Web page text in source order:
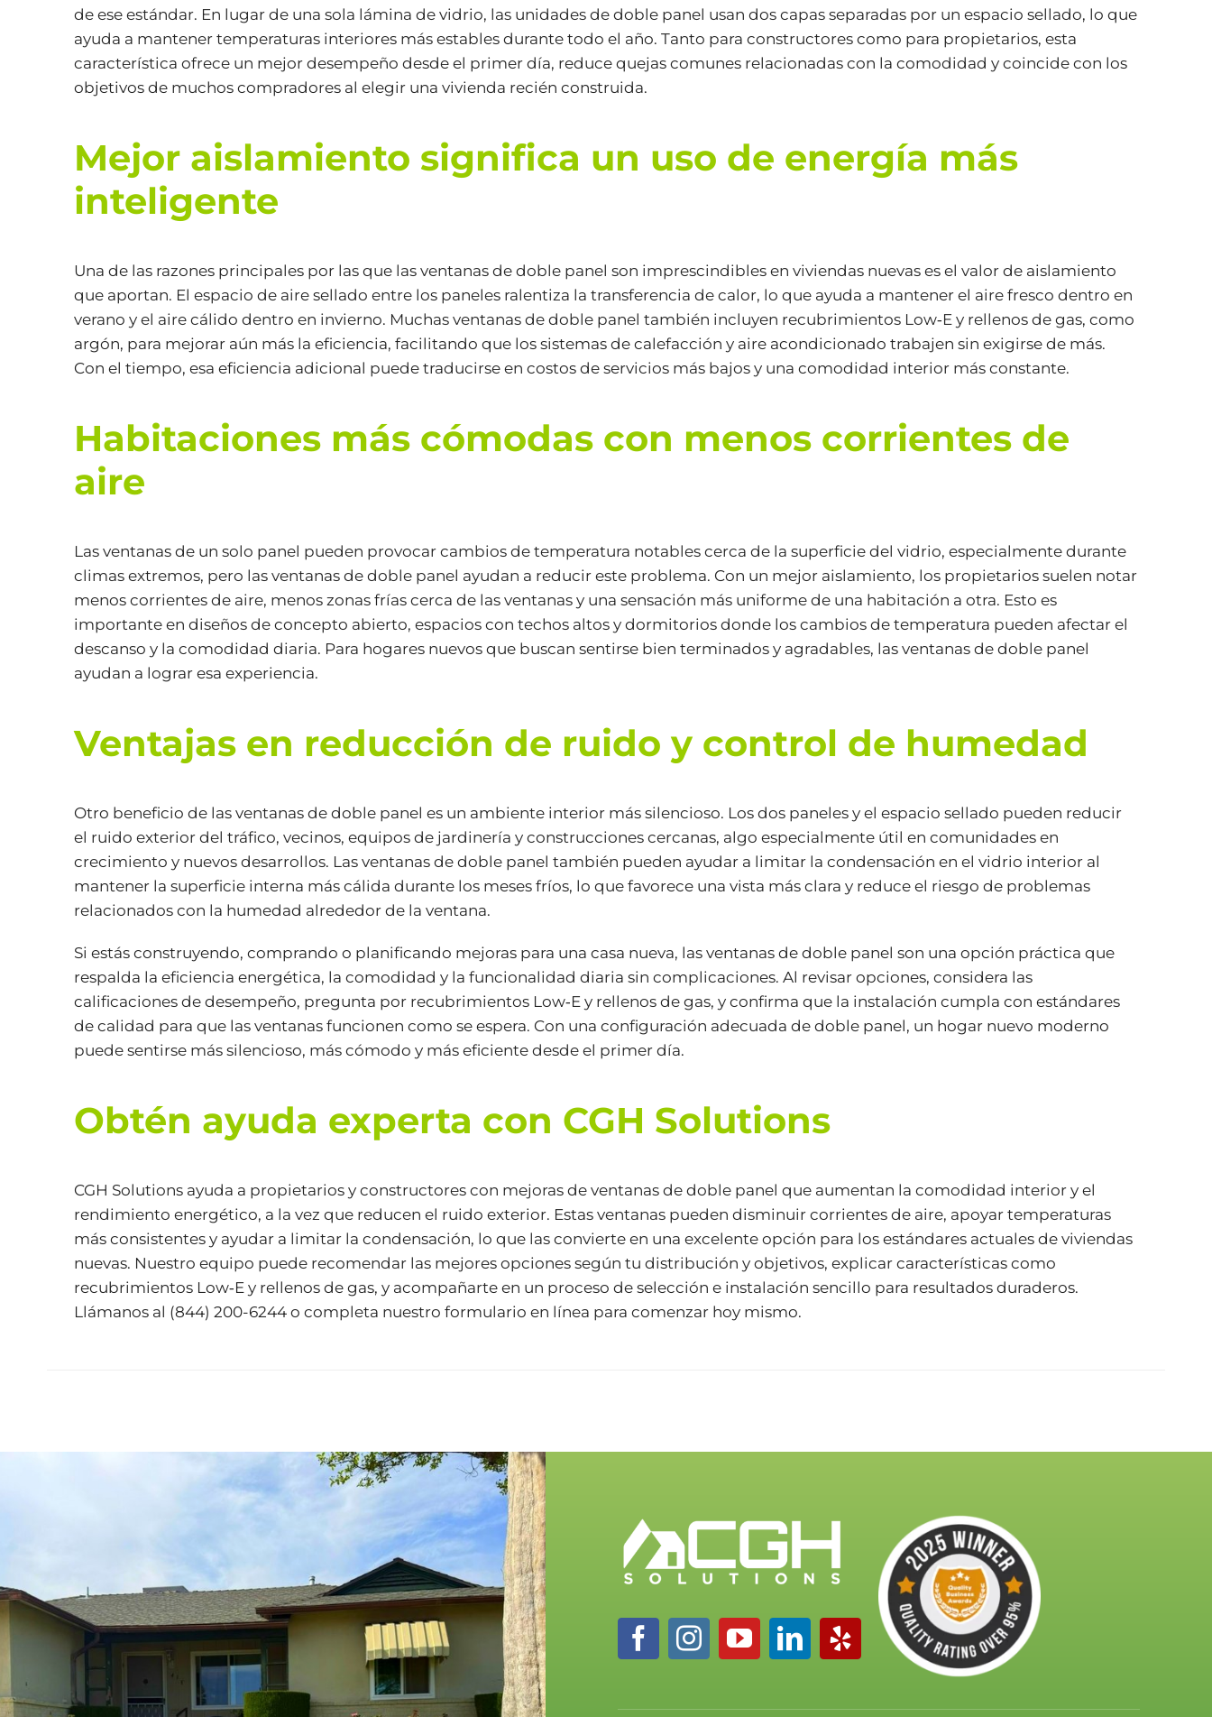
de ese estándar. En lugar de una sola lámina de vidrio, las unidades de doble panel usan dos capas separadas por un espacio sellado, lo que
ayuda a mantener temperaturas interiores más estables durante todo el año. Tanto para constructores como para propietarios, esta
característica ofrece un mejor desempeño desde el primer día, reduce quejas comunes relacionadas con la comodidad y coincide con los
objetivos de muchos compradores al elegir una vivienda recién construida.
Mejor aislamiento significa un uso de energía más
inteligente
Una de las razones principales por las que las ventanas de doble panel son imprescindibles en viviendas nuevas es el valor de aislamiento
que aportan. El espacio de aire sellado entre los paneles ralentiza la transferencia de calor, lo que ayuda a mantener el aire fresco dentro en
verano y el aire cálido dentro en invierno. Muchas ventanas de doble panel también incluyen recubrimientos Low‑E y rellenos de gas, como
argón, para mejorar aún más la eficiencia, facilitando que los sistemas de calefacción y aire acondicionado trabajen sin exigirse de más.
Con el tiempo, esa eficiencia adicional puede traducirse en costos de servicios más bajos y una comodidad interior más constante.
Habitaciones más cómodas con menos corrientes de
aire
Las ventanas de un solo panel pueden provocar cambios de temperatura notables cerca de la superficie del vidrio, especialmente durante
climas extremos, pero las ventanas de doble panel ayudan a reducir este problema. Con un mejor aislamiento, los propietarios suelen notar
menos corrientes de aire, menos zonas frías cerca de las ventanas y una sensación más uniforme de una habitación a otra. Esto es
importante en diseños de concepto abierto, espacios con techos altos y dormitorios donde los cambios de temperatura pueden afectar el
descanso y la comodidad diaria. Para hogares nuevos que buscan sentirse bien terminados y agradables, las ventanas de doble panel
ayudan a lograr esa experiencia.
Ventajas en reducción de ruido y control de humedad
Otro beneficio de las ventanas de doble panel es un ambiente interior más silencioso. Los dos paneles y el espacio sellado pueden reducir
el ruido exterior del tráfico, vecinos, equipos de jardinería y construcciones cercanas, algo especialmente útil en comunidades en
crecimiento y nuevos desarrollos. Las ventanas de doble panel también pueden ayudar a limitar la condensación en el vidrio interior al
mantener la superficie interna más cálida durante los meses fríos, lo que favorece una vista más clara y reduce el riesgo de problemas
relacionados con la humedad alrededor de la ventana.
Si estás construyendo, comprando o planificando mejoras para una casa nueva, las ventanas de doble panel son una opción práctica que
respalda la eficiencia energética, la comodidad y la funcionalidad diaria sin complicaciones. Al revisar opciones, considera las
calificaciones de desempeño, pregunta por recubrimientos Low‑E y rellenos de gas, y confirma que la instalación cumpla con estándares
de calidad para que las ventanas funcionen como se espera. Con una configuración adecuada de doble panel, un hogar nuevo moderno
puede sentirse más silencioso, más cómodo y más eficiente desde el primer día.
Obtén ayuda experta con CGH Solutions
CGH Solutions ayuda a propietarios y constructores con mejoras de ventanas de doble panel que aumentan la comodidad interior y el
rendimiento energético, a la vez que reducen el ruido exterior. Estas ventanas pueden disminuir corrientes de aire, apoyar temperaturas
más consistentes y ayudar a limitar la condensación, lo que las convierte en una excelente opción para los estándares actuales de viviendas
nuevas. Nuestro equipo puede recomendar las mejores opciones según tu distribución y objetivos, explicar características como
recubrimientos Low‑E y rellenos de gas, y acompañarte en un proceso de selección e instalación sencillo para resultados duraderos.
Llámanos al (844) 200-6244o completa nuestro formulario en línea para comenzar hoy mismo.